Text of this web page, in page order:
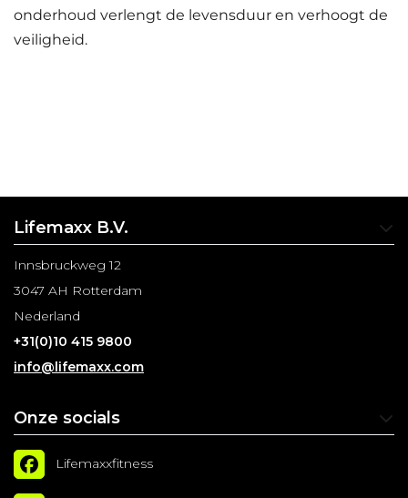
onderhoud verlengt de levensduur en verhoogt de
veiligheid.
Lifemaxx B.V.
Innsbruckweg 12
3047 AH Rotterdam
Nederland
+31(0)10 415 9800
info@lifemaxx.com
Onze socials
Lifemaxxfitness